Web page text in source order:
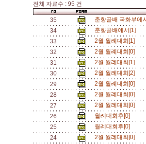
전체 자료수 : 95 건
35
춘향골배 국화부
34
춘향골배에서[1]
33
2월 월례대회[1]
32
2월 월례대회[0]
31
2월 월례대회[1]
30
2월 월례대회[2]
29
2월 월례대회[0]
28
2월 월례대회[0]
27
2월 월례대회[0]
26
월례대회후[0]
25
월례대회후[0]
24
2월 월례대회[0]